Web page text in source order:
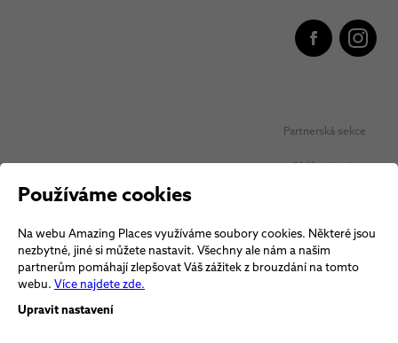
Partnerská sekce
Oblíbená místa
Obchodní podmínky Vouchery
Obchodní podmínky
Používáme cookies
Na webu Amazing Places využíváme soubory cookies. Některé jsou
nezbytné, jiné si můžete nastavit. Všechny ale nám a našim
partnerům pomáhají zlepšovat Váš zážitek z brouzdání na tomto
webu. Více najdete zde.
Upravit nastavení